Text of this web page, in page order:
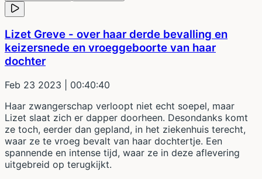
Lizet Greve - over haar derde bevalling en
keizersnede en vroeggeboorte van haar
dochter
Feb 23 2023 | 00:40:40
Haar zwangerschap verloopt niet echt soepel, maar
Lizet slaat zich er dapper doorheen. Desondanks komt
ze toch, eerder dan gepland, in het ziekenhuis terecht,
waar ze te vroeg bevalt van haar dochtertje. Een
spannende en intense tijd, waar ze in deze aflevering
uitgebreid op terugkijkt.